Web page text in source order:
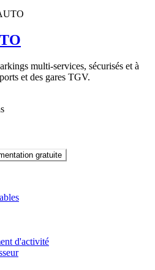
multi-services, sécurisés et à
et des gares TGV.
gratuite
d'activité